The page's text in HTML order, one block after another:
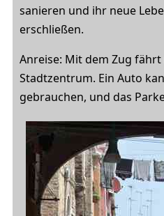
sanieren und ihr neue
erschließen.
Anreise: Mit dem Zug fährt
Stadtzentrum. Ein Auto
gebrauchen, und das